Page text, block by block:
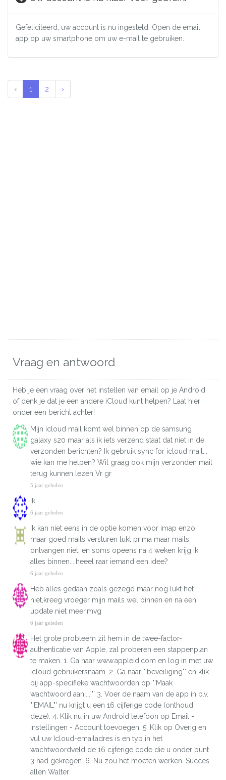
Gefeliciteerd, uw account is nu ingesteld. Open de email
app op uw smartphone om uw e-mail te gebruiken.
‹ 1 2 ›
Vraag en antwoord
Heb je een vraag over het instellen van email op je Android
of denk je dat je een andere iCloud kunt helpen? Laat hier
onder een bericht achter!
Mijn icloud mail komt wel binnen op de samsung
galaxy s20 maar als ik iets verzend staat dat niet in de
verzonden berichten? Ik gebruik sync for icloud mail...
wie kan me helpen? Wil graag ook mijn verzonden mail
terug kunnen lezen Vr gr
5 jaar geleden
Ik
6 jaar geleden
Ik kan niet eens in de optie komen voor imap enzo.
maar goed mails versturen lukt prima maar mails
ontvangen niet, en soms opeens na 4 weken krijg ik
alles binnen....heeel raar iemand een idee?
6 jaar geleden
Heb alles gedaan zoals gezegd maar nog lukt het
niet,kreeg vroeger mijn mails wel binnen en na een
update niet meer.mvg
6 jaar geleden
Het grote probleem zit hem in de twee-factor-
authenticatie van Apple, zal proberen een stappenplan
te maken. 1. Ga naar www.appleid.com en log in met uw
icloud gebruikersnaam. 2. Ga naar "'beveiliging"' en klik
bij app-specifieke wachtwoorden op "'Maak
wachtwoord aan....."' 3. Voer de naam van de app in b.v.
"'EMAIL"' nu krijgt u een 16 cijferige code (onthoud
deze). 4. Klik nu in uw Android telefoon op Email -
Instellingen - Account toevoegen. 5. Klik op Overig en
vul uw Icloud-emailadres is en typ in het
wachtwoordveld de 16 cijferige code die u onder punt
3 had gekregen. 6. Nu zou het moeten werken. Succes
allen Walter